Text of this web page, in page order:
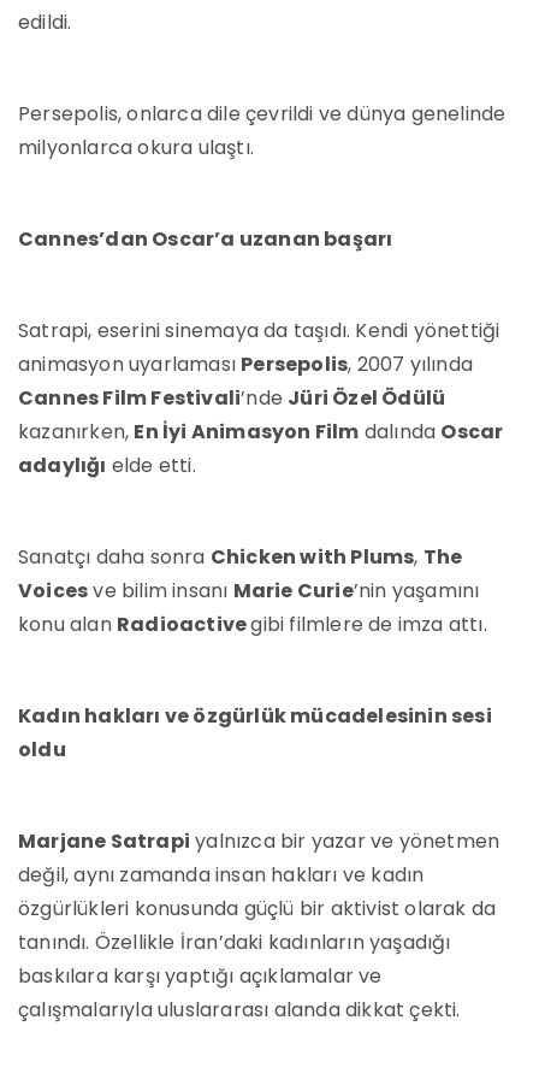
edildi.
Persepolis, onlarca dile çevrildi ve dünya genelinde
milyonlarca okura ulaştı.
Cannes’dan Oscar’a uzanan başarı
Satrapi, eserini sinemaya da taşıdı. Kendi yönettiği
animasyon uyarlaması Persepolis, 2007 yılında
Cannes Film Festivali’nde Jüri Özel Ödülü
kazanırken, En İyi Animasyon Film dalında Oscar
adaylığı elde etti.
Sanatçı daha sonra Chicken with Plums, The
Voicesve bilim insanı Marie Curie’nin yaşamını
konu alan Radioactivegibi filmlere de imza attı.
Kadın hakları ve özgürlük mücadelesinin sesi
oldu
Marjane Satrapi yalnızca bir yazar ve yönetmen
değil, aynı zamanda insan hakları ve kadın
özgürlükleri konusunda güçlü bir aktivist olarak da
tanındı. Özellikle İran’daki kadınların yaşadığı
baskılara karşı yaptığı açıklamalar ve
çalışmalarıyla uluslararası alanda dikkat çekti.